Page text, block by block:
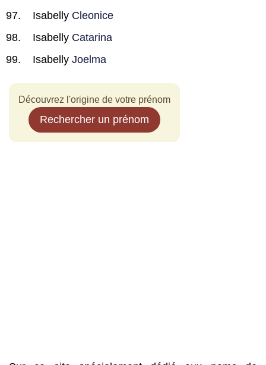
Isabelly Cleonice
Isabelly Catarina
Isabelly Joelma
Découvrez l'origine de votre prénom
Rechercher un prénom